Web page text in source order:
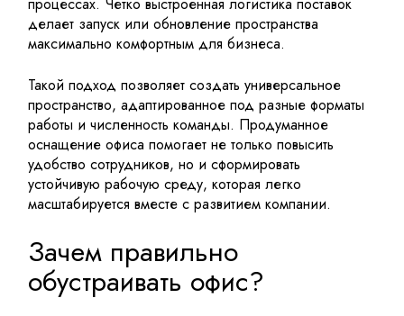
делает запуск или обновление пространства
максимально комфортным для бизнеса.
Такой подход позволяет создать универсальное
пространство, адаптированное под разные форматы
работы и численность команды. Продуманное
оснащение офиса помогает не только повысить
удобство сотрудников, но и сформировать
устойчивую рабочую среду, которая легко
масштабируется вместе с развитием компании.
Зачем правильно
обустраивать офис?